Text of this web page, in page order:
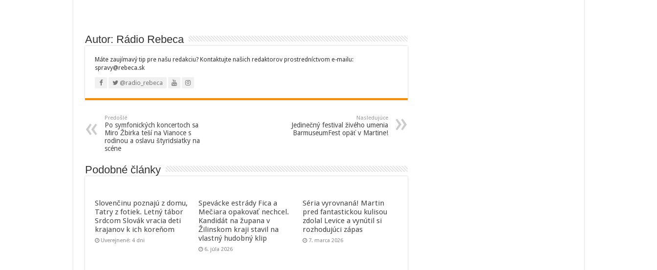
Autor: Rádio Rebeca
Máte zaujímavý tip pre našu redakciu? Kontaktujte našich redaktorov prostredníctvom e-mailu:
spravy@rebeca.sk
@radio_rebeca
Predošlé
Po symfonických koncertoch sa
Miro Žbirka teší na Vianoce s
rodinou a oslavu štyridsiatky na
scéne
Nasledujúce
Jedinečný festival živého umenia
BarmuseumFest opäť v Martine!
Podobné články
Slovenčinu poznajú z domu,
Tatry z fotiek. Letný tábor
Srdcom Slovák vracia deti
krajanov k ich koreňom
Uverejnené: 4 dni
Spevácke estrády Fica a
Mečiara opakovať nechcel.
Kandidát na župana v
Žilinskom kraji stavil na
vlastný hudobný klip
6. júla 2026
Séria vyrovnaná! Martin
pred fantastickou kulisou
zdolal Levice a vynútil si
rozhodujúci zápas
7. marca 2026